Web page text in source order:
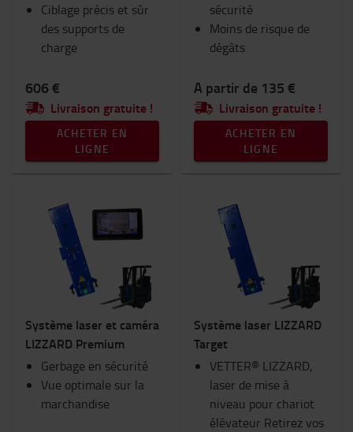
Habitacle du chariot
RAM Mount
Sécurité
Vêtements de travail
Catégorie
Guidage laser
Ciblage précis et sûr
des supports de
charge
606 €
Livraison gratuite !
ACHETER EN
LIGNE
sécurité
Moins de risque de
dégâts
A partir de 135 €
Livraison gratuite !
ACHETER EN
LIGNE
Système laser et caméra
LIZZARD Premium
Gerbage en sécurité
Vue optimale sur la
marchandise
Système laser LIZZARD
Target
VETTER® LIZZARD,
laser de mise à
niveau pour chariot
élévateur Retirez vos